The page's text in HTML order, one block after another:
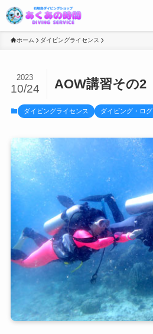
ホーム ダイビングライセンス
AOW講習その2
2023
10/24
ダイビングライセンス ダイビング・ログ